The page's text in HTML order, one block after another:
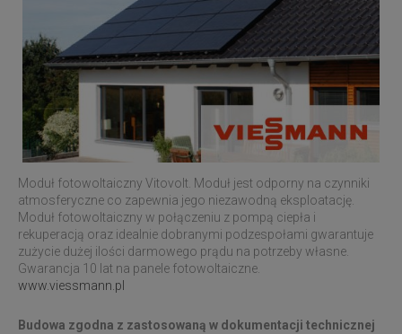
Moduł fotowoltaiczny Vitovolt. Moduł jest odporny na czynniki
atmosferyczne co zapewnia jego niezawodną eksploatację.
Moduł fotowoltaiczny w połączeniu z pompą ciepła i
rekuperacją oraz idealnie dobranymi podzespołami gwarantuje
zużycie dużej ilości darmowego prądu na potrzeby własne.
Gwarancja 10 lat na panele fotowoltaiczne.
www.viessmann.pl
Budowa zgodna z zastosowaną w dokumentacji technicznej